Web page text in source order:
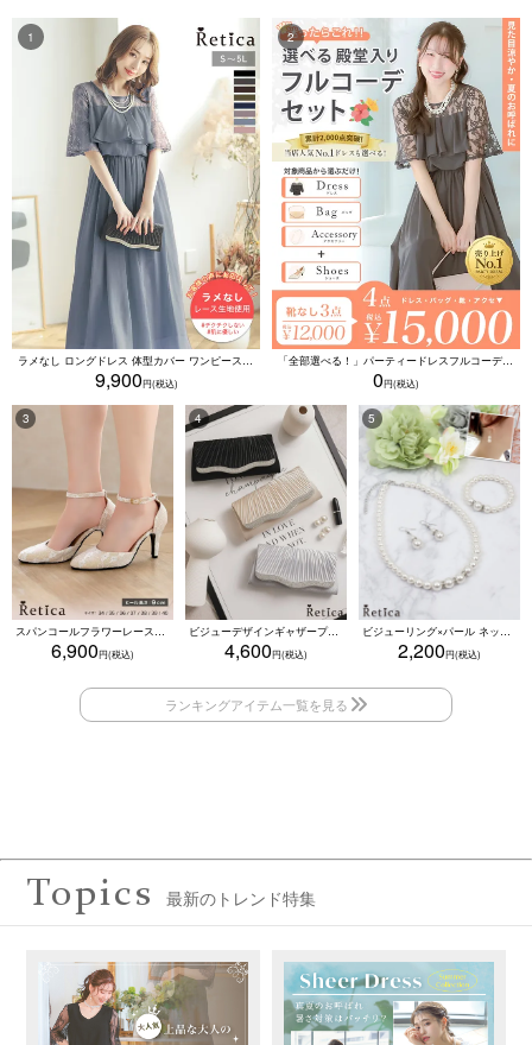
ラメなし ロングドレス 体型カバー ワンピース 敏感肌対応 結婚式 二次会 お呼ばれ 大人 上品 (Sサイズ～5Lサイズ)
9,900
「全部選べる！」パーティードレスフルコーデセット (ドレス1点＋バッグ1点＋アクセ1点+靴1足/4点15000円(税込)/靴なしで12000円(税込))
0
スパンコールフラワーレースアンクルストラップハイヒールセパレートパンプス (ベージュ)
6,900
ビジューデザインギャザープリーツ入り2wayバッグ(ベージュ/シルバー/ブラック)
4,600
ビジューリング×パール ネックレス・ブレスレット・ピアス 3点セット（ホワイト）
2,200
Topics 最新のトレンド特集